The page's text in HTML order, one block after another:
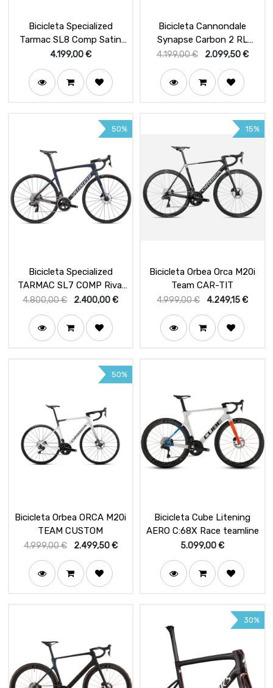
Bicicleta Specialized
Tarmac SL8 Comp Satin
Carbon / White
4.199,00€
Bicicleta Cannondale
Synapse Carbon 2 RL
Black Pearl
4.199,00€ 2.099,50€
50%
Bicicleta Specialized
TARMAC SL7 COMP Rival
ETAP AXS Satin Teal
4.800,00€ 2.400,00€
15%
Bicicleta Orbea Orca M20i
Team CAR-TIT
4.999,00€ 4.249,15€
50%
Bicicleta Orbea ORCA M20i
TEAM CUSTOM
4.999,00€ 2.499,50€
Bicicleta Cube Litening
AERO C:68X Race teamline
5.099,00€
30%